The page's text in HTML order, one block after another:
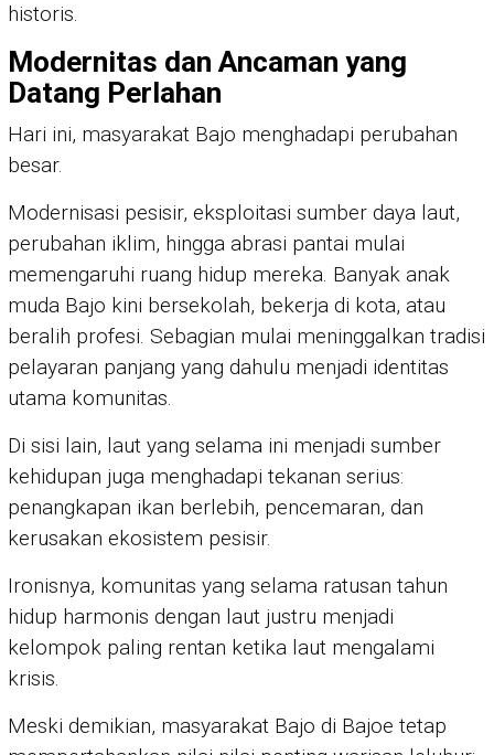
historis.
Modernitas dan Ancaman yang
Datang Perlahan
Hari ini, masyarakat Bajo menghadapi perubahan
besar.
Modernisasi pesisir, eksploitasi sumber daya laut,
perubahan iklim, hingga abrasi pantai mulai
memengaruhi ruang hidup mereka. Banyak anak
muda Bajo kini bersekolah, bekerja di kota, atau
beralih profesi. Sebagian mulai meninggalkan tradisi
pelayaran panjang yang dahulu menjadi identitas
utama komunitas.
Di sisi lain, laut yang selama ini menjadi sumber
kehidupan juga menghadapi tekanan serius:
penangkapan ikan berlebih, pencemaran, dan
kerusakan ekosistem pesisir.
Ironisnya, komunitas yang selama ratusan tahun
hidup harmonis dengan laut justru menjadi
kelompok paling rentan ketika laut mengalami
krisis.
Meski demikian, masyarakat Bajo di Bajoe tetap